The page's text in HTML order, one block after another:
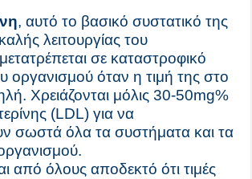
, αυτό το βασικό συστατικό της
λειτουργίας του
σε καταστροφικό
οργανισμού όταν η τιμή της στο
Χρειάζονται μόλις 30-50mg%
(LDL) για να
σωστά όλα τα συστήματα και τα
από όλους αποδεκτό ότι τιμές